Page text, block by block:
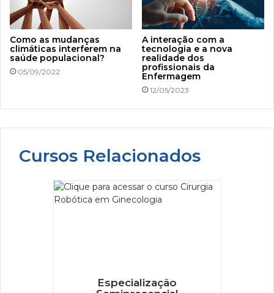
Como as mudanças
climáticas interferem na
saúde populacional?
05/09/2022
A interação com a
tecnologia e a nova
realidade dos
profissionais da
Enfermagem
12/05/2023
Cursos Relacionados
Especialização